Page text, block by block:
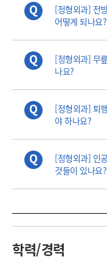
[정형외과] 전
어떻게 되나요?
[정형외과] 무
나요?
[정형외과] 퇴
야 하나요?
[정형외과] 인
것들이 있나요?
학력/경력